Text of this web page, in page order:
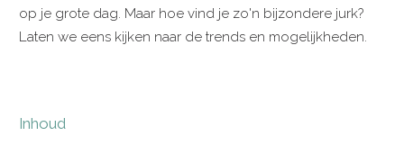
op je grote dag. Maar hoe vind je zo'n bijzondere jurk?
Laten we eens kijken naar de trends en mogelijkheden.
Inhoud